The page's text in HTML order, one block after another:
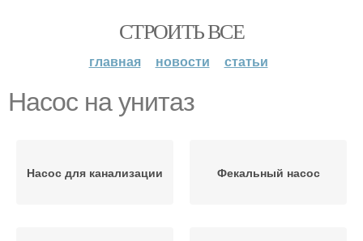
СТРОИТЬ ВСЕ
главная новости статьи
Насос на унитаз
Насос для канализации Фекальный насос